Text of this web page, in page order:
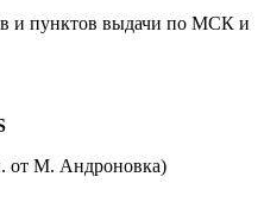
и пунктов выдачи по МСК и
от М. Андроновка)